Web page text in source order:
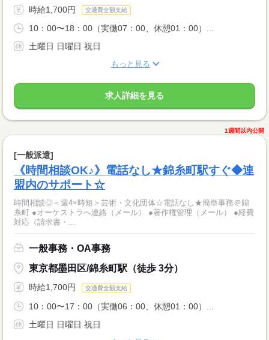
時給1,700円 交通費全額支給
10：00〜18：00（実働07：00、休憩01：00）...
土曜日 日曜日 祝日
もっと見る
求人詳細を見る
1週間以内公開
[一般派遣]
《時間相談OK♪》電話なし★錦糸町駅すぐ◆連
盟内のサポート☆
時間相談◎＜週4×時短＞芸術・文化団体☆電話なし★簡単事務＠錦
糸町 ●オーケストラへ連絡（メール） ●著作権管理（メール） ●経費
対応（請求書・...
一般事務・OA事務
東京都墨田区/錦糸町駅（徒歩 3分）
時給1,700円 交通費全額支給
10：00〜17：00（実働06：00、休憩01：00）...
土曜日 日曜日 祝日